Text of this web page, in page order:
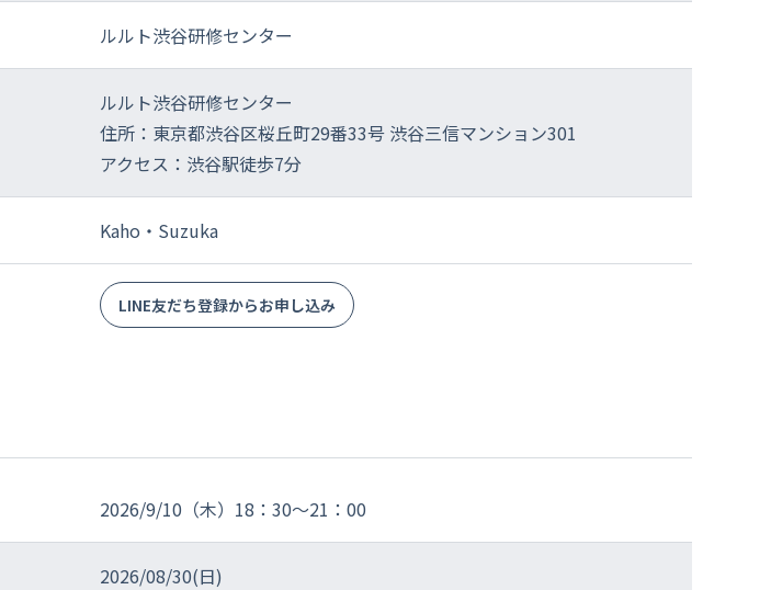
ルルト渋谷研修センター
ルルト渋谷研修センター
住所：東京都渋谷区桜丘町29番33号 渋谷三信マンション301
アクセス：渋谷駅徒歩7分
Kaho・Suzuka
LINE友だち登録からお申し込み
2026/9/10（木）18：30～21：00
2026/08/30(日)